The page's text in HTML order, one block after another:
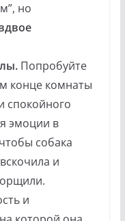
но
Попробуйте
конце комнаты
спокойного
эмоции в
собака
и
и